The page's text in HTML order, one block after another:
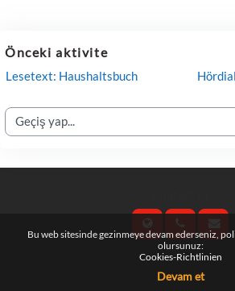
Önceki aktivite
Lesetext: Haushaltsbuch
Geçiş yap...
Follow us
Bu web sitesinde gezinmeye devam ederseniz,
olursunuz:
Cookies-Richtlinien
Devam et